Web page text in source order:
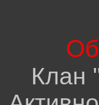
Клан